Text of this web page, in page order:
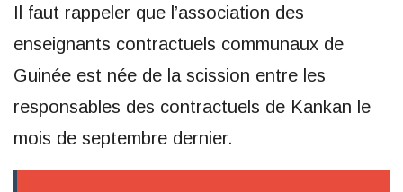
Il faut rappeler que l’association des
enseignants contractuels communaux de
Guinée est née de la scission entre les
responsables des contractuels de Kankan le
mois de septembre dernier.